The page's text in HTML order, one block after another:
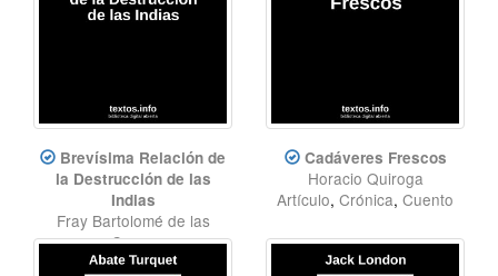
Brevísima Relación de
la Destrucción de las
Indias
Fray Bartolomé de las
Casas
Crónica
Cadáveres Frescos
Horacio Quiroga
Artículo, Crónica, Cuento